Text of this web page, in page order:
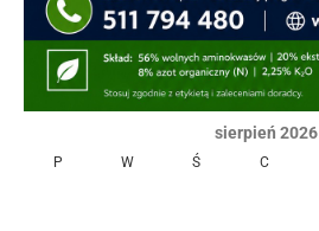
sierpień 2026
P W Ś C